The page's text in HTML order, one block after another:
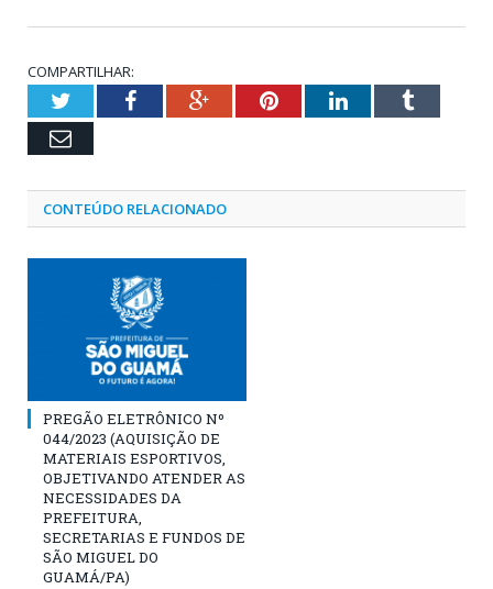
COMPARTILHAR:
TwitterFacebookGoogle+PinterestLinkedInTumblr
Email
CONTEÚDO RELACIONADO
PREGÃO ELETRÔNICO Nº
044/2023 (AQUISIÇÃO DE
MATERIAIS ESPORTIVOS,
OBJETIVANDO ATENDER AS
NECESSIDADES DA
PREFEITURA,
SECRETARIAS E FUNDOS DE
SÃO MIGUEL DO
GUAMÁ/PA)